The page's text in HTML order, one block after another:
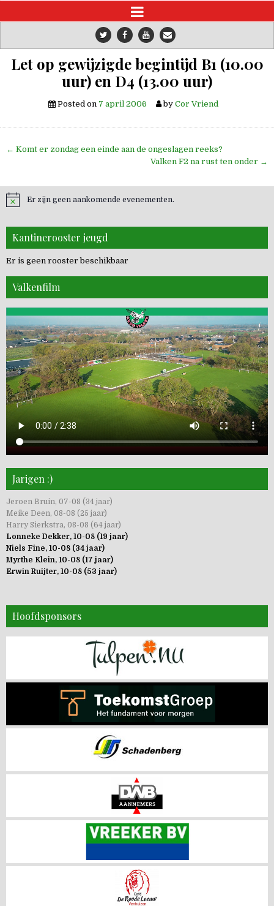
Let op gewijzigde begintijd B1 (10.00
uur) en D4 (13.00 uur)
Posted on 7 april 2006 by Cor Vriend
Bericht
← Komt er zondag een einde aan de ongeslagen reeks?
Valken F2 na rust ten onder →
Er zijn geen aankomende evenementen.
Kantinerooster jeugd
Er is geen rooster beschikbaar
Valkenfilm
Jarigen :)
Jeroen Bruin, 07-08 (34 jaar)
Meike Deen, 08-08 (25 jaar)
Harry Sierkstra, 08-08 (64 jaar)
Lonneke Dekker, 10-08 (19 jaar)
Niels Fine, 10-08 (34 jaar)
Myrthe Klein, 10-08 (17 jaar)
Erwin Ruijter, 10-08 (53 jaar)
Hoofdsponsors